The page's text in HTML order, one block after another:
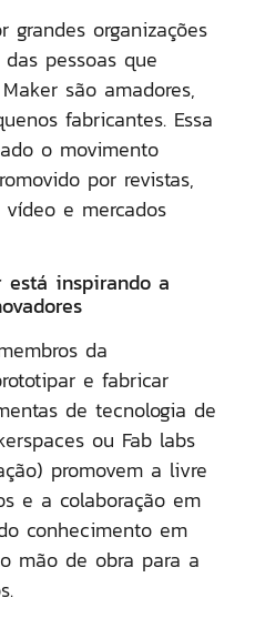
grandes organizações
pessoas que
são amadores,
fabricantes. Essa
o movimento
por revistas,
e mercados
está inspirando a
da
e fabricar
de tecnologia de
ou Fab labs
promovem a livre
e a colaboração em
conhecimento em
mão de obra para a